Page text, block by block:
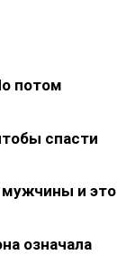
потом
спасти
мужчины и это
означала